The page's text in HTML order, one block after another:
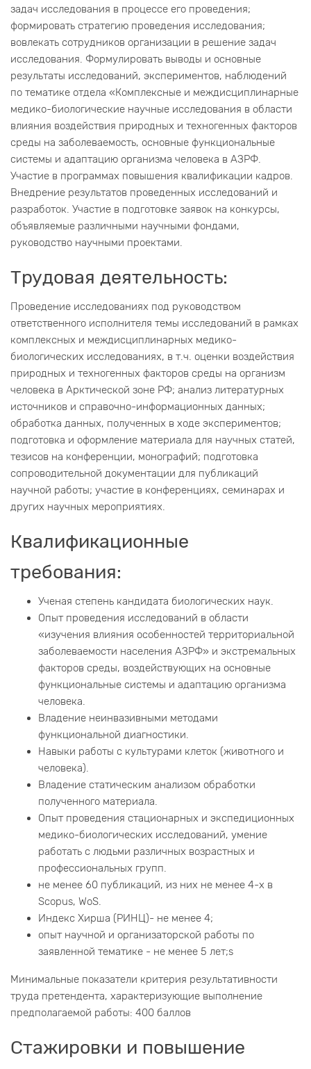
задач исследования в процессе его проведения;
формировать стратегию проведения исследования;
вовлекать сотрудников организации в решение задач
исследования. Формулировать выводы и основные
результаты исследований, экспериментов, наблюдений
по тематике отдела «Комплексные и междисциплинарные
медико-биологические научные исследования в области
влияния воздействия природных и техногенных факторов
среды на заболеваемость, основные функциональные
системы и адаптацию организма человека в АЗРФ.
Участие в программах повышения квалификации кадров.
Внедрение результатов проведенных исследований и
разработок. Участие в подготовке заявок на конкурсы,
объявляемые различными научными фондами,
руководство научными проектами.
Трудовая деятельность:
Проведение исследованиях под руководством
ответственного исполнителя темы исследований в рамках
комплексных и междисциплинарных медико-
биологических исследованиях, в т.ч. оценки воздействия
природных и техногенных факторов среды на организм
человека в Арктической зоне РФ; анализ литературных
источников и справочно-информационных данных;
обработка данных, полученных в ходе экспериментов;
подготовка и оформление материала для научных статей,
тезисов на конференции, монографий; подготовка
сопроводительной документации для публикаций
научной работы; участие в конференциях, семинарах и
других научных мероприятиях.
Квалификационные
требования:
Ученая степень кандидата биологических наук.
Опыт проведения исследований в области
«изучения влияния особенностей территориальной
заболеваемости населения АЗРФ» и экстремальных
факторов среды, воздействующих на основные
функциональные системы и адаптацию организма
человека.
Владение неинвазивными методами
функциональной диагностики.
Навыки работы с культурами клеток (животного и
человека).
Владение статическим анализом обработки
полученного материала.
Опыт проведения стационарных и экспедиционных
медико-биологических исследований, умение
работать с людьми различных возрастных и
профессиональных групп.
не менее 60 публикаций, из них не менее 4-х в
Scopus, WoS.
Индекс Хирша (РИНЦ)- не менее 4;
опыт научной и организаторской работы по
заявленной тематике - не менее 5 лет;s
Минимальные показатели критерия результативности
труда претендента, характеризующие выполнение
предполагаемой работы: 400 баллов
Стажировки и повышение